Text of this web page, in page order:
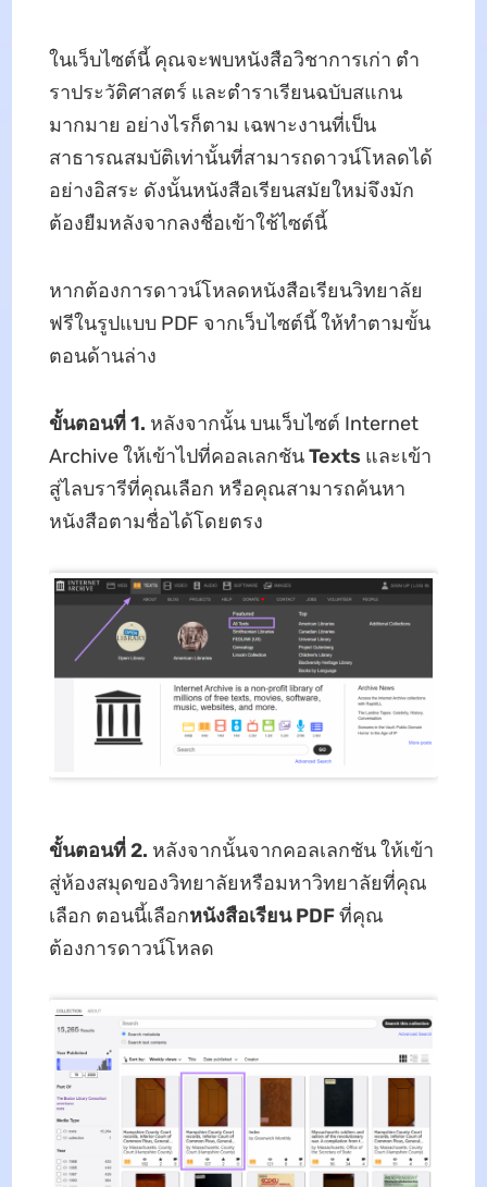
ในเว็บไซต์นี้ คุณจะพบหนังสือวิชาการเก่า ตํา
ราประวัติศาสตร์ และตําราเรียนฉบับสแกน
มากมาย อย่างไรก็ตาม เฉพาะงานที่เป็น
สาธารณสมบัติเท่านั้นที่สามารถดาวน์โหลดได้
อย่างอิสระ ดังนั้นหนังสือเรียนสมัยใหม่จึงมัก
ต้องยืมหลังจากลงชื่อเข้าใช้ไซต์นี้
หากต้องการดาวน์โหลดหนังสือเรียนวิทยาลัย
ฟรีในรูปแบบ PDF จากเว็บไซต์นี้ ให้ทําตามขั้น
ตอนด้านล่าง
ขั้นตอนที่ 1. หลังจากนั้น บนเว็บไซต์ Internet
Archive ให้เข้าไปที่คอลเลกชันTexts และเข้า
สู่ไลบรารีที่คุณเลือก หรือคุณสามารถค้นหา
หนังสือตามชื่อได้โดยตรง
ขั้นตอนที่ 2. หลังจากนั้นจากคอลเลกชัน ให้เข้า
สู่ห้องสมุดของวิทยาลัยหรือมหาวิทยาลัยที่คุณ
เลือก ตอนนี้เลือกหนังสือเรียน PDFที่คุณ
ต้องการดาวน์โหลด